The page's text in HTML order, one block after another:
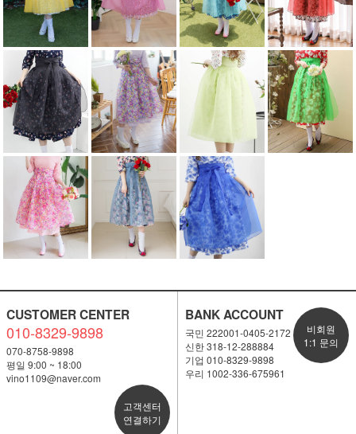
CUSTOMER CENTER
010-8329-9898
070-8758-9898
평일 9:00 ~ 18:00
vino1109@naver.com
고객센터
연결하기
BANK ACCOUNT
국민 222001-0405-2172
신한 318-12-288884
기업 010-8329-9898
우리 1002-336-675961
비회원
1:1 문의